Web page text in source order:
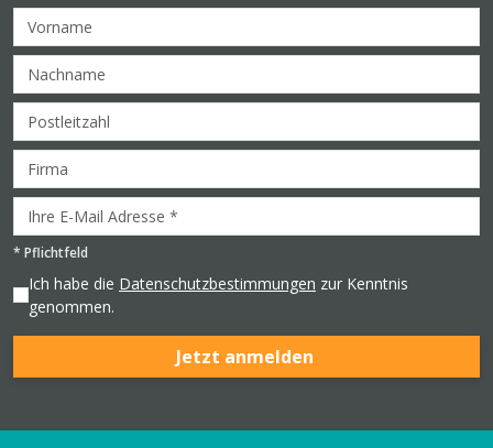
* Pflichtfeld
Ich habe die Datenschutzbestimmungen zur Kenntnis
genommen.
Jetzt anmelden